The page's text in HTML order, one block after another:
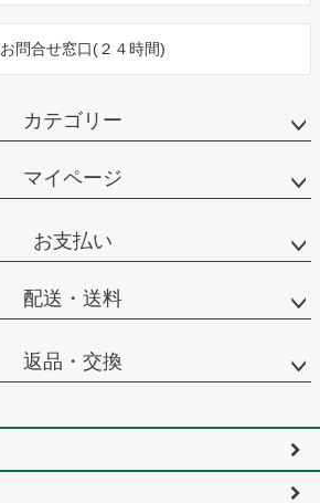
お問合せ窓口(２４時間)
カテゴリー
マイページ
お支払い
配送・送料
返品・交換